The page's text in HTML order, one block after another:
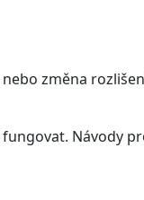
změna
Návody